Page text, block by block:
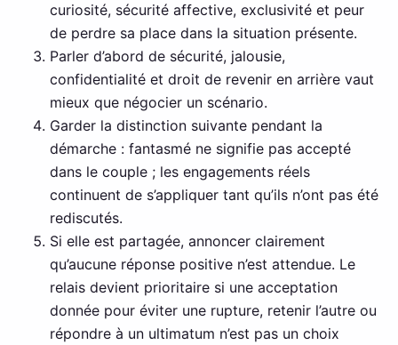
curiosité, sécurité affective, exclusivité et peur
de perdre sa place dans la situation présente.
Parler d’abord de sécurité, jalousie,
confidentialité et droit de revenir en arrière vaut
mieux que négocier un scénario.
Garder la distinction suivante pendant la
démarche : fantasmé ne signifie pas accepté
dans le couple ; les engagements réels
continuent de s’appliquer tant qu’ils n’ont pas été
rediscutés.
Si elle est partagée, annoncer clairement
qu’aucune réponse positive n’est attendue. Le
relais devient prioritaire si une acceptation
donnée pour éviter une rupture, retenir l’autre ou
répondre à un ultimatum n’est pas un choix